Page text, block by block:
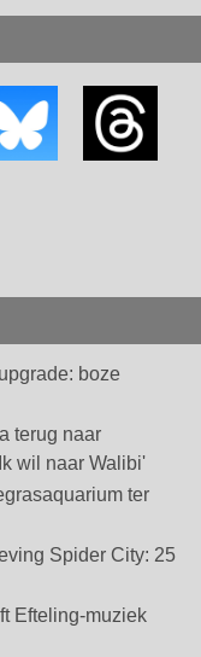
boze
terug naar
wil naar Walibi'
ter
Spider City: 25
Efteling-muziek